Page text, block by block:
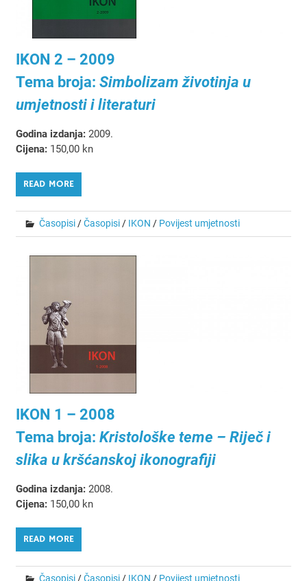
IKON 2 – 2009
Tema broja: Simbolizam životinja u
umjetnosti i literaturi
Godina izdanja:2009.
Cijena:150,00 kn
READ MORE
Časopisi/Časopisi/ IKON / Povijest umjetnosti
IKON 1 – 2008
Tema broja: Kristološke teme – Riječ i
slika u kršćanskoj ikonografiji
Godina izdanja:2008.
Cijena:150,00 kn
READ MORE
Časopisi/Časopisi/ IKON / Povijest umjetnosti